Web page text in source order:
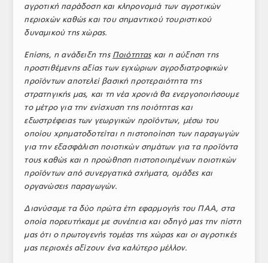
αγροτική παράδοση και κληρονομιά των αγροτικών
περιοχών καθώς και του σημαντικού τουριστικού
δυναμικού της χώρας.
Επίσης, η ανάδειξη της Ποιότηταςκαι η αύξηση της
προστιθέμενης αξίας των εγχώριων αγροδιατροφικών
προϊόντων αποτελεί βασική προτεραιότητα της
στρατηγικής μας, και τη νέα χρονιά θα ενεργοποιήσουμε
το μέτρο για την ενίσχυση της ποιότητας και
εξωστρέφειας των γεωργικών προϊόντων, μέσω του
οποίου χρηματοδοτείται η πιστοποίηση των παραγωγών
για την εξασφάλιση ποιοτικών σημάτων για τα προϊόντα
τους καθώς και η προώθηση πιστοποιημένων ποιοτικών
προϊόντων από συνεργατικά σχήματα, ομάδες και
οργανώσεις παραγωγών.
Διανύσαμε τα δύο πρώτα έτη εφαρμογής του ΠΑΑ, στα
οποία πορευτήκαμε με συνέπεια και οδηγό μας την πίστη
μας ότι ο πρωτογενής τομέας της χώρας και οι αγροτικές
μας περιοχές αξίζουν ένα καλύτερο μέλλον.